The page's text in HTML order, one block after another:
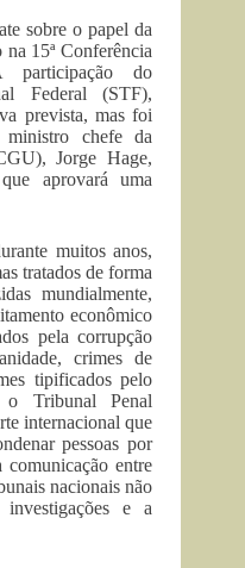
sobre o papel da
15ª Conferência
participação do
Federal (STF),
prevista, mas foi
chefe da
Jorge Hage,
aprovará uma
muitos anos,
tratados de forma
mundialmente,
econômico
pela corrupção
crimes de
tipificados pelo
Tribunal Penal
internacional que
pessoas por
entre
nacionais não
e a